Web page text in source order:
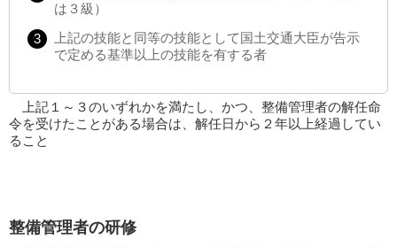
は３級）
上記の技能と同等の技能として国土交通大臣が告示
で定める基準以上の技能を有する者
上記１～３のいずれかを満たし、かつ、整備管理者の解任命
令を受けたことがある場合は、解任日から２年以上経過してい
ること
整備管理者の研修